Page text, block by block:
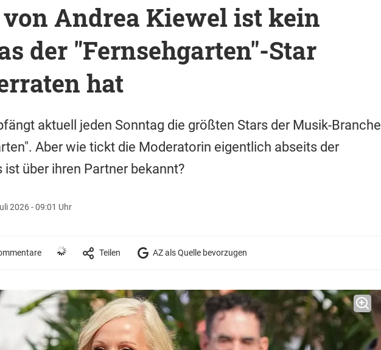
Andrea Kiewel ist kein
der "Fernsehgarten"-Star
hat
aktuell jeden Sonntag die größten Stars der Musik-Branche
Aber wie tickt die Moderatorin eigentlich abseits der
ist über ihren Partner bekannt?
2026 - 09:01 Uhr
Teilen AZ als Quelle bevorzugen